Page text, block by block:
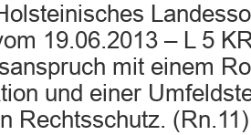
19.06.2013 – L 5
mit einem
und einer
Rechtsschutz.